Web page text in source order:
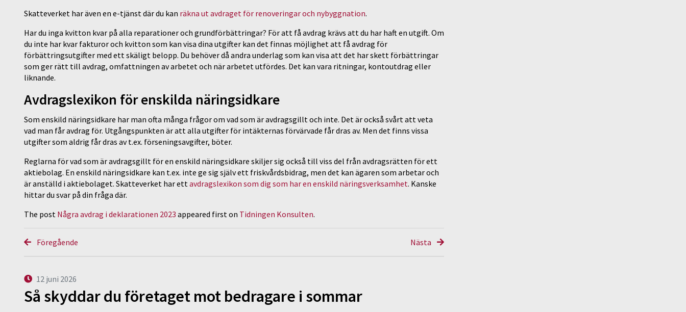
Skatteverket har även en e-tjänst där du kan räkna ut avdraget för renoveringar och nybyggnation.
Har du inga kvitton kvar på alla reparationer och grundförbättringar? För att få avdrag krävs att du har haft en utgift. Om
du inte har kvar fakturor och kvitton som kan visa dina utgifter kan det finnas möjlighet att få avdrag för
förbättringsutgifter med ett skäligt belopp. Du behöver då andra underlag som kan visa att det har skett förbättringar
som ger rätt till avdrag, omfattningen av arbetet och när arbetet utfördes. Det kan vara ritningar, kontoutdrag eller
liknande.
Avdragslexikon för enskilda näringsidkare
Som enskild näringsidkare har man ofta många frågor om vad som är avdragsgillt och inte. Det är också svårt att veta
vad man får avdrag för. Utgångspunkten är att alla utgifter för intäkternas förvärvade får dras av. Men det finns vissa
utgifter som aldrig får dras av t.ex. förseningsavgifter, böter.
Reglarna för vad som är avdragsgillt för en enskild näringsidkare skiljer sig också till viss del från avdragsrätten för ett
aktiebolag. En enskild näringsidkare kan t.ex. inte ge sig själv ett friskvårdsbidrag, men det kan ägaren som arbetar och
är anställd i aktiebolaget. Skatteverket har ettavdragslexikon som dig som har en enskild näringsverksamhet. Kanske
hittar du svar på din fråga där.
The post Några avdrag i deklarationen 2023 appeared first on Tidningen Konsulten.
Föregående Nästa
12 juni 2026
Så skyddar du företaget mot bedragare i sommar